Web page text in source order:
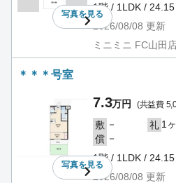
写真を見る
1階 / 1LDK / 24.15
2026/08/08 更新
ミニミニ FC山田店
＊＊＊号室
写真を見る
7.3万円 (共益費
敷 － 礼 1
償 －
1階 / 1LDK / 24.15
2026/08/08 更新